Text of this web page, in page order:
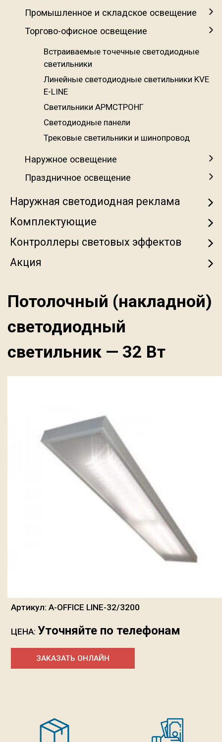
Промышленное и складское освещение
Торгово-офисное освещение
Встраиваемые точечные светодиодные
светильники
Линейные светодиодные светильники KVE
E-LINE
Светильники АРМСТРОНГ
Светодиодные панели
Трековые светильники и шинопровод
Наружное освещение
Праздничное освещение
Наружная светодиодная реклама
Комплектующие
Контроллеры световых эффектов
Акция
Потолочный (накладной)
светодиодный
светильник — 32 Вт
Артикул: A-OFFICE LINE-32/3200
ЦЕНА: Уточняйте по телефонам
ЗАКАЗАТЬ ОНЛАЙН